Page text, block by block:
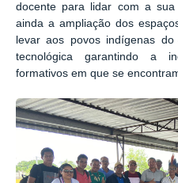
docente para lidar com a
ainda a ampliação dos
levar aos povos indígenas
tecnológica garantindo a
formativos em que se